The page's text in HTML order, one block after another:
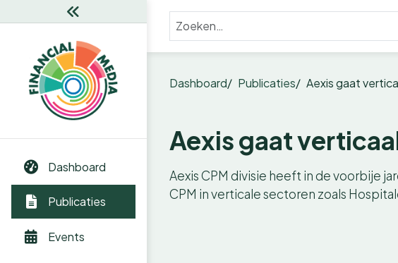
Dashboard
Publicaties
Events
Dashboard Publicaties Aexis gaat
Aexis gaat
Aexis CPM divisie heeft in de voorbije
CPM in verticale sectoren zoals